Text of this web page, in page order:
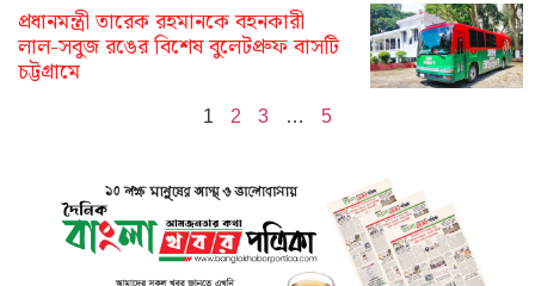
প্রধানমন্ত্রী তারেক রহমানকে বহনকারী
লাল-সবুজ রঙের বিশেষ বুলেটপ্রুফ বাসটি
চট্টগ্রামে
1 2 3 … 5